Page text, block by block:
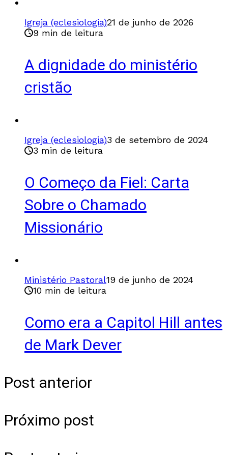
Igreja (eclesiologia)21 de junho de 2026
9 min de leitura
A dignidade do ministério
cristão
Igreja (eclesiologia)3 de setembro de 2024
3 min de leitura
O Começo da Fiel: Carta
Sobre o Chamado
Missionário
Ministério Pastoral19 de junho de 2024
10 min de leitura
Como era a Capitol Hill antes
de Mark Dever
Post anterior
Próximo post